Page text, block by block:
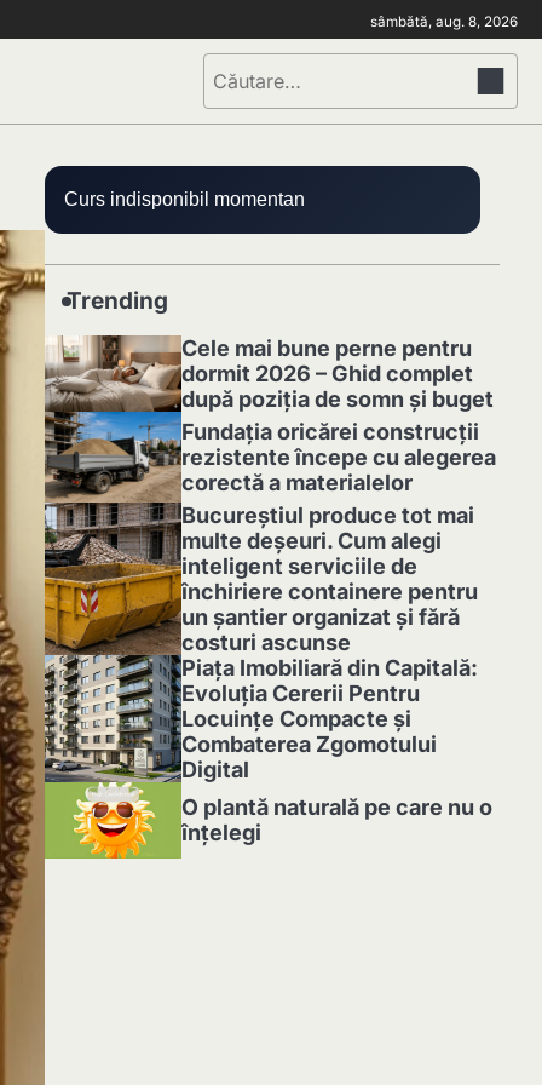
sâmbătă, aug. 8, 2026
Caută
după:
Curs indisponibil momentan
Trending
1
Cele mai bune perne pentru
dormit 2026 – Ghid complet
după poziția de somn și buget
2
Fundația oricărei construcții
rezistente începe cu alegerea
corectă a materialelor
3
Bucureștiul produce tot mai
multe deșeuri. Cum alegi
inteligent serviciile de
închiriere containere pentru
un șantier organizat și fără
costuri ascunse
4
Piața Imobiliară din Capitală:
Evoluția Cererii Pentru
Locuințe Compacte și
Combaterea Zgomotului
Digital
5
O plantă naturală pe care nu o
înțelegi